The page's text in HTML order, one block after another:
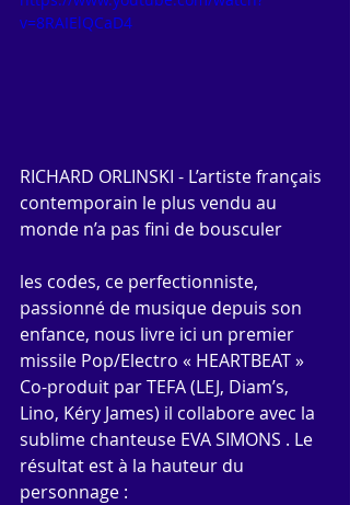
v=8RAIElQCaD4
RICHARD ORLINSKI - L’artiste français
contemporain le plus vendu au
monde n’a pas fini de bousculer
les codes, ce perfectionniste,
passionné de musique depuis son
enfance, nous livre ici un premier
missile Pop/Electro « HEARTBEAT »
Co-produit par TEFA (LEJ, Diam’s,
Lino, Kéry James) il collabore avec la
sublime chanteuse EVA SIMONS . Le
résultat est à la hauteur du
personnage :